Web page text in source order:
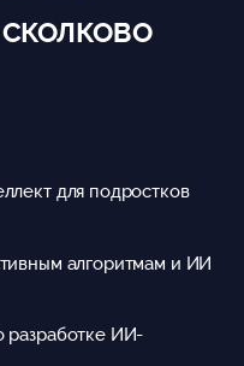
СКОЛКОВО
для подростков
алгоритмам и ИИ
разработке ИИ-